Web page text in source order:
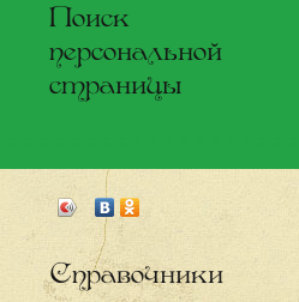
Поиск
персональной
страницы
Справочники